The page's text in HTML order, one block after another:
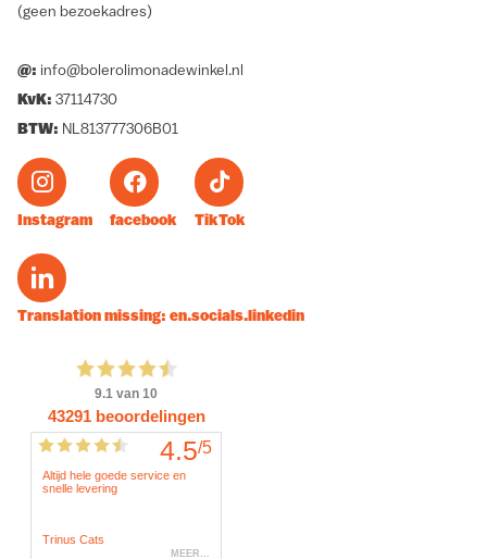
(geen bezoekadres)
@: info@bolerolimonadewinkel.nl
KvK: 37114730
BTW: NL813777306B01
Instagram facebook TikTok
Translation missing: en.socials.linkedin